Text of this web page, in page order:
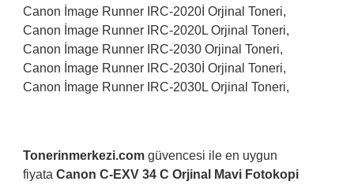
Canon İmage Runner IRC-2020İ Orjinal Toneri,
Canon İmage Runner IRC-2020L Orjinal Toneri,
Canon İmage Runner IRC-2030 Orjinal Toneri,
Canon İmage Runner IRC-2030İ Orjinal Toneri,
Canon İmage Runner IRC-2030L Orjinal Toneri,
Tonerinmerkezi.com güvencesi ile en uygun
fiyata Canon C-EXV 34 C Orjinal Mavi Fotokopi